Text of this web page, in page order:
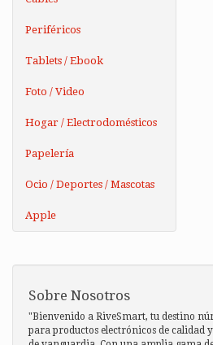
Periféricos
Tablets / Ebook
Foto / Video
Hogar / Electrodomésticos
Papelería
Ocio / Deportes / Mascotas
Apple
Sobre Nosotros
"Bienvenido a RiveSmart, tu destino
para productos electrónicos de calidad